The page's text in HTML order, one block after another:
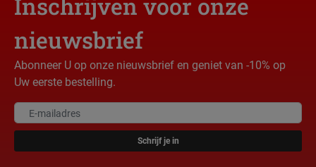
Inschrijven voor onze
nieuwsbrief
Abonneer U op onze nieuwsbrief en geniet van -10% op
Uw eerste bestelling.
Schrijf je in